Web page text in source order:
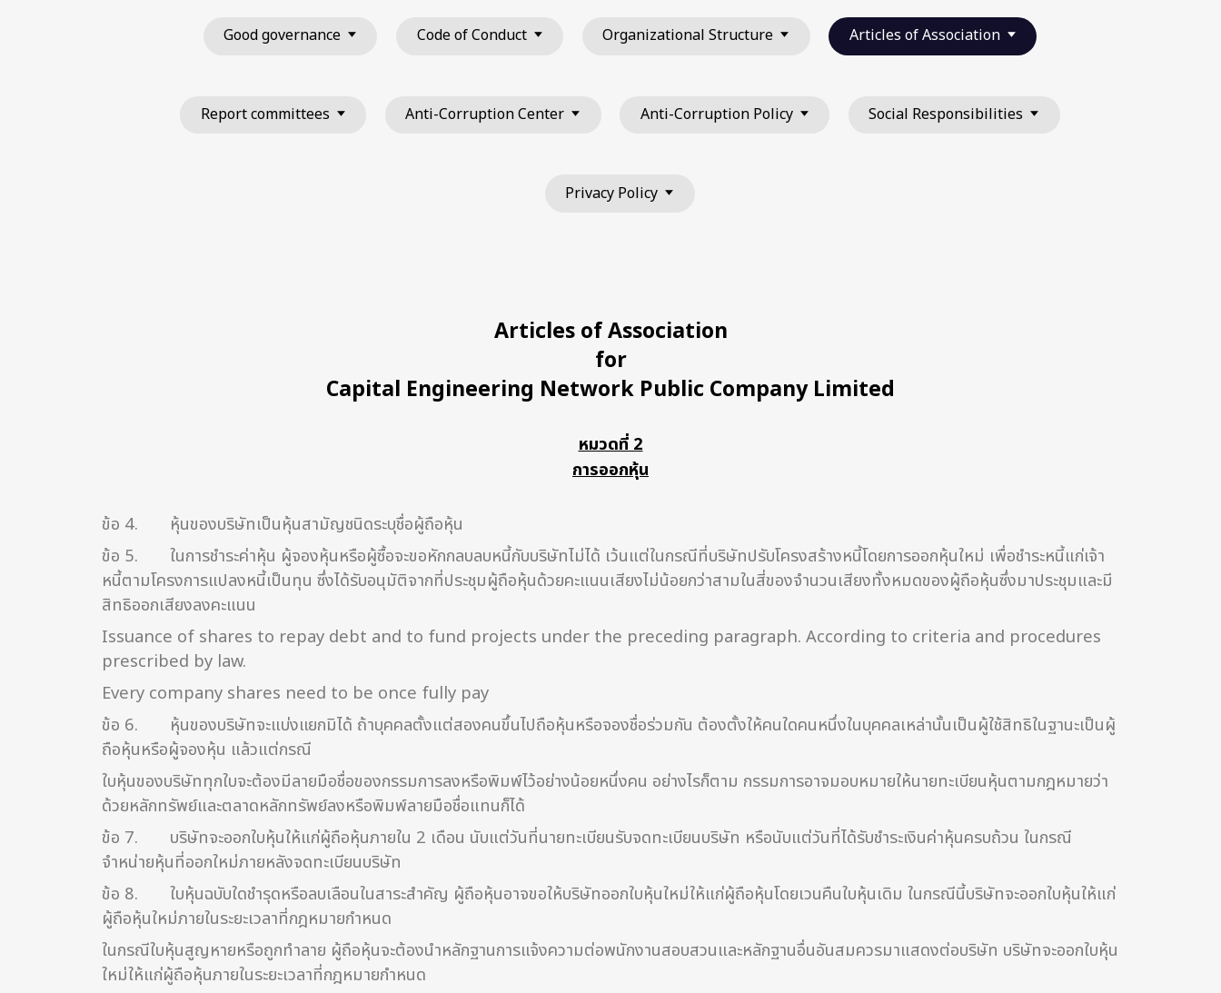
Good governance Code of Conduct Organizational Structure Articles of Association
Report committees Anti-Corruption Center Anti-Corruption Policy Social Responsibilities
Privacy Policy
Articles of Association
for
Capital Engineering Network Public Company Limited
หมวดที่ 2
การออกหุ้น
ข้อ 4. หุ้นของบริษัทเป็นหุ้นสามัญชนิดระบุชื่อผู้ถือหุ้น
ข้อ 5. ในการชำระค่าหุ้น ผู้จองหุ้นหรือผู้ซื้อจะขอหักกลบลบหนี้กับบริษัทไม่ได้ เว้นแต่ในกรณีที่บริษัทปรับโครงสร้างหนี้โดยการออกหุ้นใหม่ เพื่อชำระหนี้แก่เจ้า
หนี้ตามโครงการแปลงหนี้เป็นทุน ซึ่งได้รับอนุมัติจากที่ประชุมผู้ถือหุ้นด้วยคะแนนเสียงไม่น้อยกว่าสามในสี่ของจำนวนเสียงทั้งหมดของผู้ถือหุ้นซึ่งมาประชุมและมี
สิทธิออกเสียงลงคะแนน
Issuance of shares to repay debt and to fund projects under the preceding paragraph. According to criteria and procedures
prescribed by law.
Every company shares need to be once fully pay
ข้อ 6. หุ้นของบริษัทจะแบ่งแยกมิได้ ถ้าบุคคลตั้งแต่สองคนขึ้นไปถือหุ้นหรือจองชื่อร่วมกัน ต้องตั้งให้คนใดคนหนึ่งในบุคคลเหล่านั้นเป็นผู้ใช้สิทธิในฐานะเป็นผู้
ถือหุ้นหรือผู้จองหุ้น แล้วแต่กรณี
ใบหุ้นของบริษัททุกใบจะต้องมีลายมือชื่อของกรรมการลงหรือพิมพ์ไว้อย่างน้อยหนึ่งคน อย่างไรก็ตาม กรรมการอาจมอบหมายให้นายทะเบียนหุ้นตามกฎหมายว่า
ด้วยหลักทรัพย์และตลาดหลักทรัพย์ลงหรือพิมพ์ลายมือชื่อแทนก็ได้
ข้อ 7. บริษัทจะออกใบหุ้นให้แก่ผู้ถือหุ้นภายใน 2 เดือน นับแต่วันที่นายทะเบียนรับจดทะเบียนบริษัท หรือนับแต่วันที่ได้รับชำระเงินค่าหุ้นครบถ้วน ในกรณี
จำหน่ายหุ้นที่ออกใหม่ภายหลังจดทะเบียนบริษัท
ข้อ 8. ใบหุ้นฉบับใดชำรุดหรือลบเลือนในสาระสำคัญ ผู้ถือหุ้นอาจขอให้บริษัทออกใบหุ้นใหม่ให้แก่ผู้ถือหุ้นโดยเวนคืนใบหุ้นเดิม ในกรณีนี้บริษัทจะออกใบหุ้นให้แก่
ผู้ถือหุ้นใหม่ภายในระยะเวลาที่กฎหมายกำหนด
ในกรณีใบหุ้นสูญหายหรือถูกทำลาย ผู้ถือหุ้นจะต้องนำหลักฐานการแจ้งความต่อพนักงานสอบสวนและหลักฐานอื่นอันสมควรมาแสดงต่อบริษัท บริษัทจะออกใบหุ้น
ใหม่ให้แก่ผู้ถือหุ้นภายในระยะเวลาที่กฎหมายกำหนด